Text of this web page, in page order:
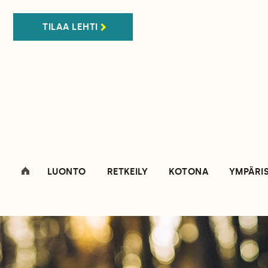
TILAA LEHTI
LUONTO RETKEILY KOTONA